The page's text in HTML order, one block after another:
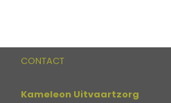
CONTACT
Kameleon Uitvaartzorg